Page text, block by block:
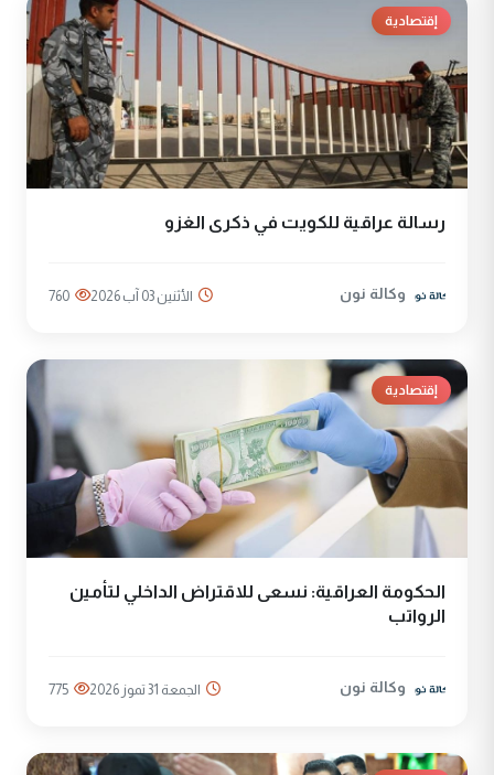
إقتصادية
رسالة عراقية للكويت في ذكرى الغزو
وكالة نون الأثنين 03 آب 2026 760
إقتصادية
الحكومة العراقية: نسعى للاقتراض الداخلي لتأمين
الرواتب
وكالة نون الجمعة 31 تموز 2026 775